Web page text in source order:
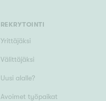
REKRYTOINTI
Yrittäjäksi
Välittäjäksi
Uusi alalle?
Avoimet työpaikat